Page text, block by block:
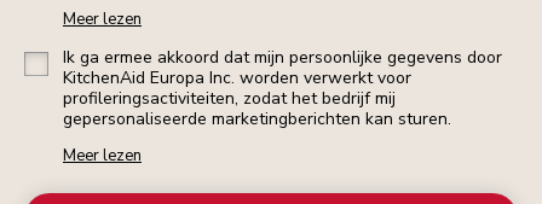
Meer lezen
Ik ga ermee akkoord dat mijn persoonlijke gegevens door
KitchenAid Europa Inc. worden verwerkt voor
profileringsactiviteiten, zodat het bedrijf mij
gepersonaliseerde marketingberichten kan sturen.
Meer lezen